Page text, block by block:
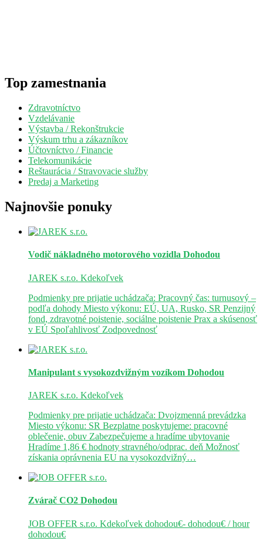
Top zamestnania
Zdravotníctvo
Vzdelávanie
Výstavba / Rekonštrukcie
Výskum trhu a zákazníkov
Účtovníctvo / Financie
Telekomunikácie
Reštaurácia / Stravovacie služby
Predaj a Marketing
Najnovšie ponuky
Vodič nákladného motorového vozidla Dohodou
JAREK s.r.o. Kdekoľvek
Podmienky pre prijatie uchádzača: Pracovný čas: turnusový –
podľa dohody Miesto výkonu: EÚ, UA, Rusko, SR Penzijný
fond, zdravotné poistenie, sociálne poistenie Prax a skúsenosť
v EÚ Spoľahlivosť Zodpovednosť
Manipulant s vysokozdvižným vozíkom Dohodou
JAREK s.r.o. Kdekoľvek
Podmienky pre prijatie uchádzača: Dvojzmenná prevádzka
Miesto výkonu: SR Bezplatne poskytujeme: pracovné
oblečenie, obuv Zabezpečujeme a hradíme ubytovanie
Hradíme 1,86 € hodnoty stravného/odprac. deň Možnosť
získania oprávnenia EU na vysokozdvižný…
Zvárač CO2 Dohodou
JOB OFFER s.r.o. Kdekoľvek dohodou€- dohodou€ / hour
dohodou€